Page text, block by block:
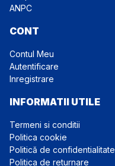
ANPC
CONT
Contul Meu
Autentificare
Inregistrare
INFORMATII UTILE
Termeni si conditii
Politica cookie
Politică de confidentialitate
Politica de returnare